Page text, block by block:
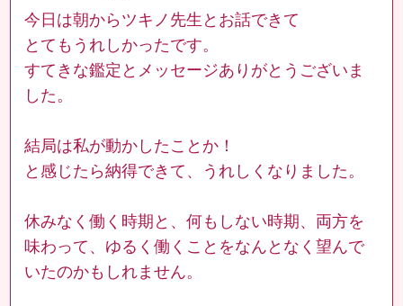
今日は朝からツキノ先生とお話できて
とてもうれしかったです。
すてきな鑑定とメッセージありがとうございま
した。
結局は私が動かしたことか！
と感じたら納得できて、うれしくなりました。
休みなく働く時期と、何もしない時期、両方を
味わって、ゆるく働くことをなんとなく望んで
いたのかもしれません。